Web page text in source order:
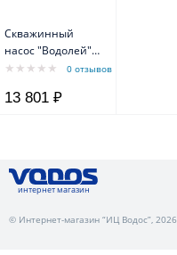
Скважинный
насос "Водолей"
БЦПЭ 0.5-16У,0 отзывов
13 801 ₽
интернет магазин
© Интернет-магазин “ИЦ Водос”,